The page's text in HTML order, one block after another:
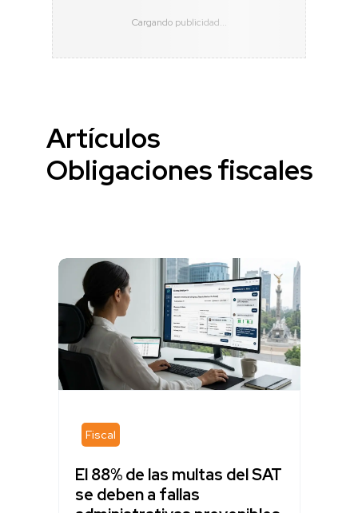
Artículos
Obligaciones fiscales
Fiscal
El 88% de las multas del SAT
se deben a fallas